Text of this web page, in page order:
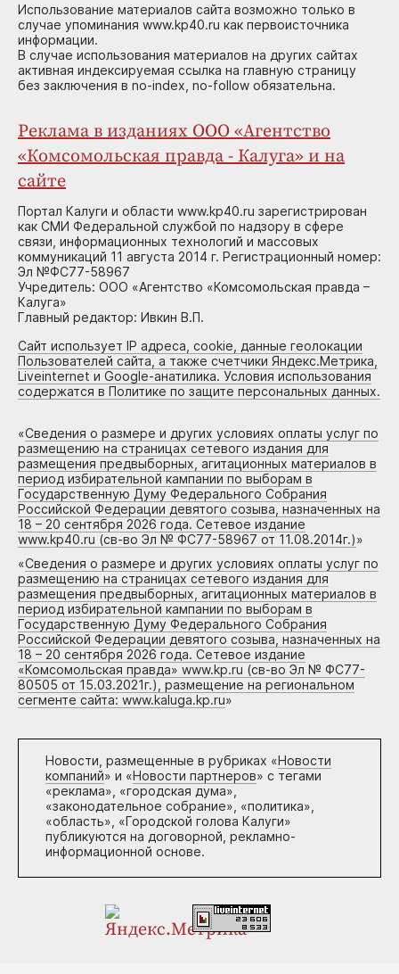
Использование материалов сайта возможно только в
случае упоминания www.kp40.ru как первоисточника
информации.
В случае использования материалов на других сайтах
активная индексируемая ссылка на главную страницу
без заключения в no-index, no-follow обязательна.
Реклама в изданиях ООО «Агентство
«Комсомольская правда - Калуга» и на
сайте
Портал Калуги и области www.kp40.ru зарегистрирован
как СМИ Федеральной службой по надзору в сфере
связи, информационных технологий и массовых
коммуникаций 11 августа 2014 г. Регистрационный номер:
Эл №ФС77-58967
Учредитель: ООО «Агентство «Комсомольская правда –
Калуга»
Главный редактор: Ивкин В.П.
Сайт использует IP адреса, cookie, данные геолокации
Пользователей сайта, а также счетчики Яндекс.Метрика,
Liveinternet и Google-анатилика. Условия использования
содержатся в Политике по защите персональных данных.
«Сведения о размере и других условиях оплаты услуг по
размещению на страницах сетевого издания для
размещения предвыборных, агитационных материалов в
период избирательной кампании по выборам в
Государственную Думу Федерального Собрания
Российской Федерации девятого созыва, назначенных на
18 – 20 сентября 2026 года. Сетевое издание
www.kp40.ru (св-во Эл № ФС77-58967 от 11.08.2014г.)»
«Сведения о размере и других условиях оплаты услуг по
размещению на страницах сетевого издания для
размещения предвыборных, агитационных материалов в
период избирательной кампании по выборам в
Государственную Думу Федерального Собрания
Российской Федерации девятого созыва, назначенных на
18 – 20 сентября 2026 года. Сетевое издание
«Комсомольская правда» www.kp.ru (св-во Эл № ФС77-
80505 от 15.03.2021г.), размещение на региональном
сегменте сайта: www.kaluga.kp.ru»
Новости, размещенные в рубриках «Новости
компаний» и «Новости партнеров» с тегами
«реклама», «городская дума»,
«законодательное собрание», «политика»,
«область», «Городской голова Калуги»
публикуются на договорной, рекламно-
информационной основе.